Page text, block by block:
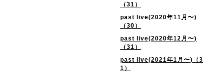
（31）
past live(2020年11月〜)
（30）
past live(2020年12月〜)
（31）
past live(2021年1月〜)（3
1）